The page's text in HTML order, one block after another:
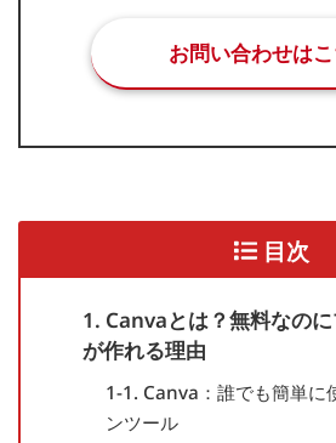
お問い合わせは
目次
1. Canvaとは？無料なの
が作れる理由
1-1. Canva：誰でも簡単に
ンツール